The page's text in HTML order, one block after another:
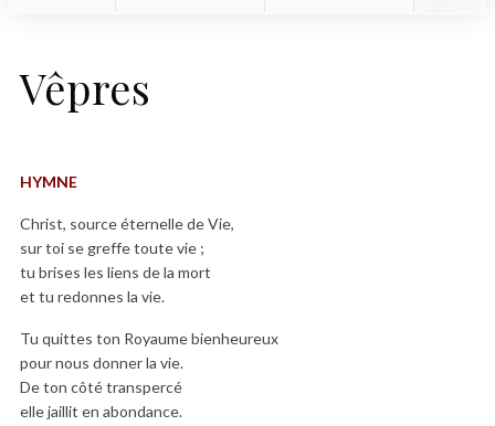
Vêpres
HYMNE
Christ, source éternelle de Vie,
sur toi se greffe toute vie ;
tu brises les liens de la mort
et tu redonnes la vie.
Tu quittes ton Royaume bienheureux
pour nous donner la vie.
De ton côté transpercé
elle jaillit en abondance.